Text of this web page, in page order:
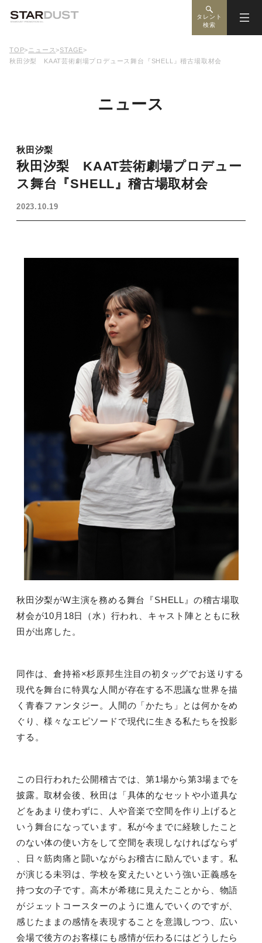
タレント
検索
TOP> ニュース>STAGE>
秋田汐梨 KAAT芸術劇場プロデュース舞台『SHELL』稽古場取材会
ニュース
秋田汐梨
秋田汐梨 KAAT芸術劇場プロデュー
ス舞台『SHELL』稽古場取材会
2023.10.19
秋田汐梨がW主演を務める舞台『SHELL 』の稽古場取
材会が10 月 18日（水）行われ、キャスト陣とともに秋
田が出席した。
同作は、倉持裕×杉原邦生注目の初タッグでお送りする
現代を舞台に特異な人間が存在する不思議な世界を描
く青春ファンタジー。人間の「かたち」とは何かをめ
ぐり、様々なエピソードで現代に生きる私たちを投影
する。
この日行われた公開稽古では、第1場から第3場までを
披露。取材会後、秋田は「具体的なセットや小道具な
どをあまり使わずに、人や音楽で空間を作り上げると
いう舞台になっています。私が今までに経験したこと
のない体の使い方をして空間を表現しなければならず
、日々筋肉痛と闘いながらお稽古に励んでいます。私
が演じる未羽は、学校を変えたいという強い正義感を
持つ女の子です。高木が希穂に見えたことから、物語
がジェットコースターのように進んでいくのですが、
感じたままの感情を表現することを意識しつつ、広い
会場で後方のお客様にも感情が伝わるにはどうしたら